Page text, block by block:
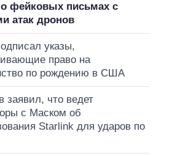
о фейковых письмах с
атак дронов
указы,
право на
по рождению в США
заявил, что ведет
с Маском об
Starlink для ударов по